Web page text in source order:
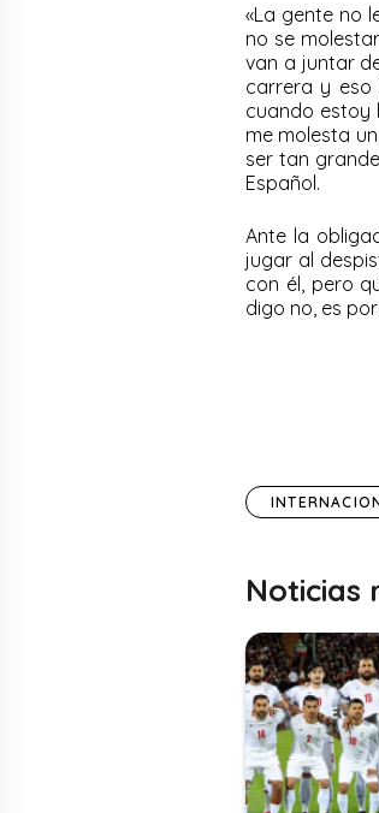
«La gente no
no se
van a juntar
carrera y eso
cuando estoy
me molesta
ser tan
Español.
Ante la
jugar al
con él, pero
digo no, es
Noticias